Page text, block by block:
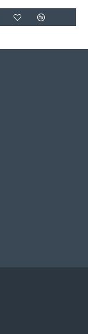
高<105cm)